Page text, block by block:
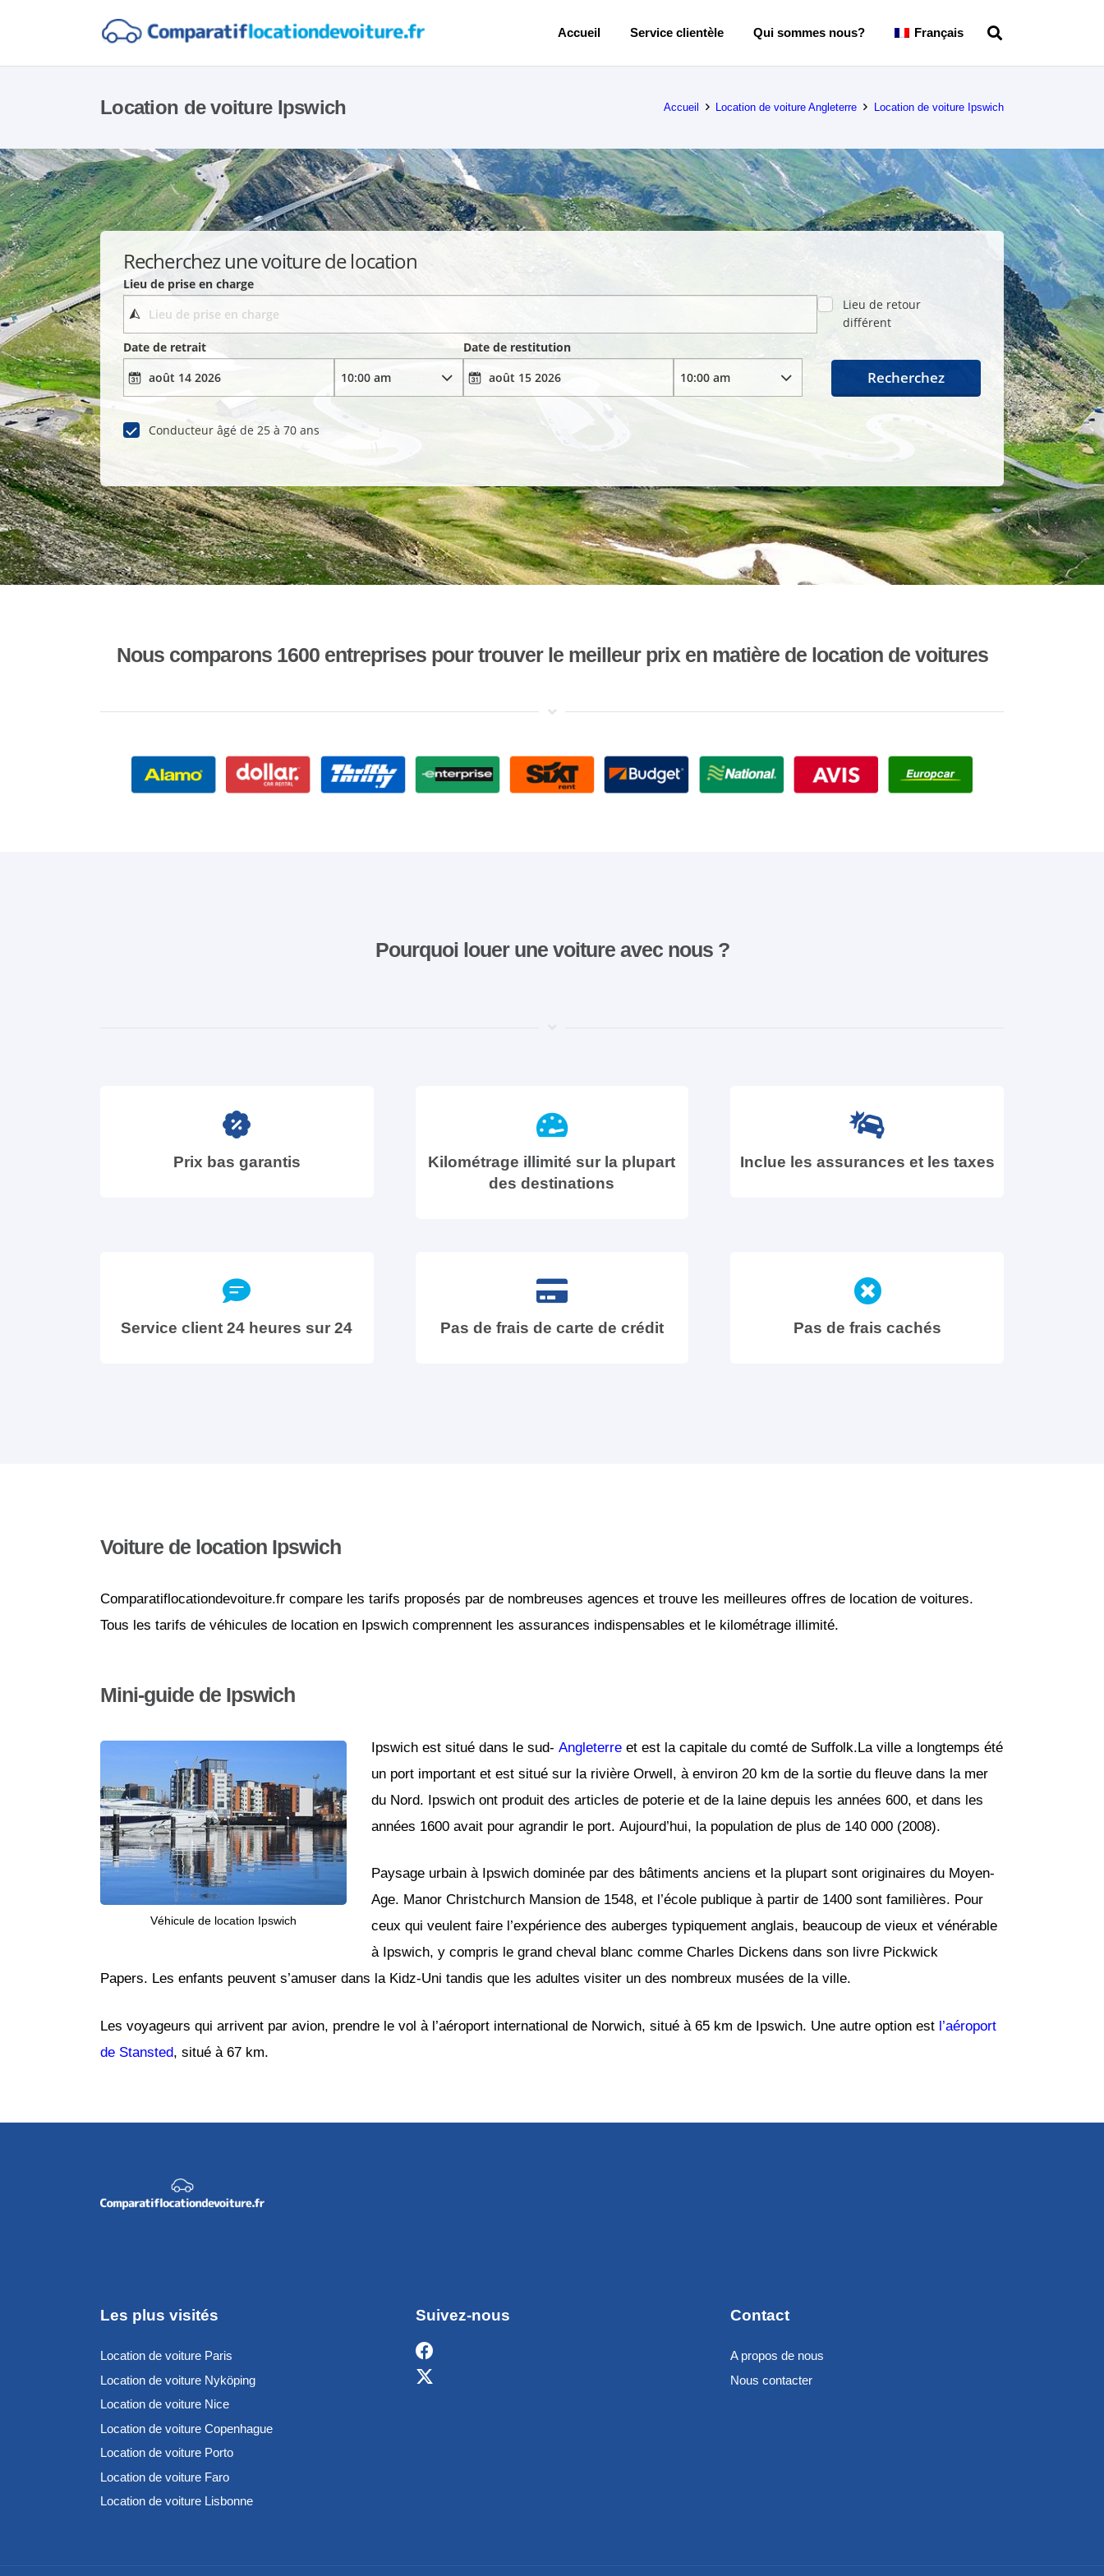
Accueil Service clientèle Qui sommes nous? Français
Location de voiture Ipswich Accueil Location de voiture Angleterre Location de voiture Ipswich
Recherchez une voiture de location
Lieu de prise en charge
Lieu de retour
différent
Date de retrait
Date de restitution
Conducteur âgé de 25 à 70 ans
Recherchez
Nous comparons 1600 entreprises pour trouver le meilleur prix en matière de location de voitures
Pourquoi louer une voiture avec nous ?
Prix bas garantis
Kilométrage illimité sur la plupart
des destinations
Inclue les assurances et les taxes
Service client 24 heures sur 24 Pas de frais de carte de crédit Pas de frais cachés
Voiture de location Ipswich
Comparatiflocationdevoiture.fr compare les tarifs proposés par de nombreuses agences et trouve les meilleures offres de location de voitures.
Tous les tarifs de véhicules de location en Ipswich comprennent les assurances indispensables et le kilométrage illimité.
Mini-guide de Ipswich
Véhicule de location Ipswich
Ipswich est situé dans le sud- Angleterre et est la capitale du comté de Suffolk.La ville a longtemps été
un port important et est situé sur la rivière Orwell, à environ 20 km de la sortie du fleuve dans la mer
du Nord. Ipswich ont produit des articles de poterie et de la laine depuis les années 600, et dans les
années 1600 avait pour agrandir le port. Aujourd’hui, la population de plus de 140 000 (2008).
Paysage urbain à Ipswich dominée par des bâtiments anciens et la plupart sont originaires du Moyen-
Age. Manor Christchurch Mansion de 1548, et l’école publique à partir de 1400 sont familières. Pour
ceux qui veulent faire l’expérience des auberges typiquement anglais, beaucoup de vieux et vénérable
à Ipswich, y compris le grand cheval blanc comme Charles Dickens dans son livre Pickwick
Papers. Les enfants peuvent s’amuser dans la Kidz-Uni tandis que les adultes visiter un des nombreux musées de la ville.
Les voyageurs qui arrivent par avion, prendre le vol à l’aéroport international de Norwich, situé à 65 km de Ipswich. Une autre option est l’aéroport
de Stansted, situé à 67 km.
Les plus visités
Location de voiture Paris
Location de voiture Nyköping
Location de voiture Nice
Location de voiture Copenhague
Location de voiture Porto
Location de voiture Faro
Location de voiture Lisbonne
Suivez-nous Contact
A propos de nous
Nous contacter